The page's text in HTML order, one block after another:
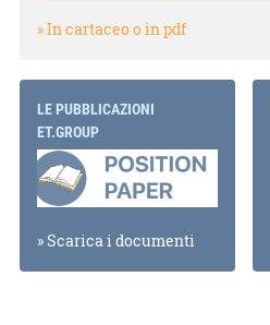
» In cartaceo o in pdf
LE PUBBLICAZIONI
ET.GROUP
» Scarica i documenti